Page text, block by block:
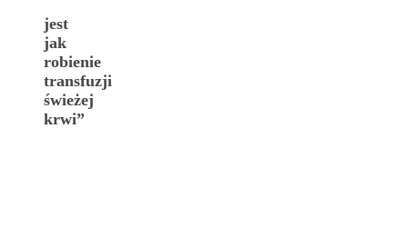
jest
jak
robienie
transfuzji
świeżej
krwi”